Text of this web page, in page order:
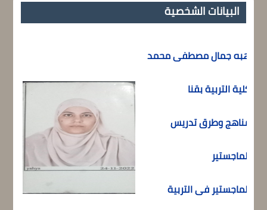
البيانات الشخصية
هبه جمال مصطفى محمد
كلية التربية بقنا
مناهج وطرق تدريس
الماجستير
الماجستير فى التربية